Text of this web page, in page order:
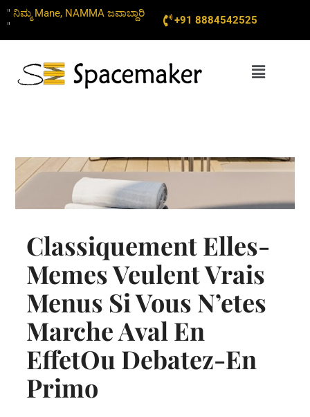
Skip
to
content
" ನಿಮ್ಮ Mane, NAMMA ಜವಾಬ್ದಾರಿ
"
+91 8884542525
Menu
Classiquement Elles-
Memes Veulent Vrais
Menus Si Vous N’etes
Marche Aval En
EffetOu Debatez-En
Primo